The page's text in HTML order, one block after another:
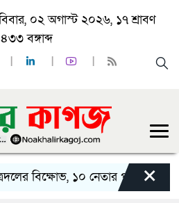
০২ অগাস্ট ২০২৬, ১৭ শ্রাবণ
বঙ্গাব্দ
বিক্ষোভ, ১০ নেতার পদত্যাগ ×